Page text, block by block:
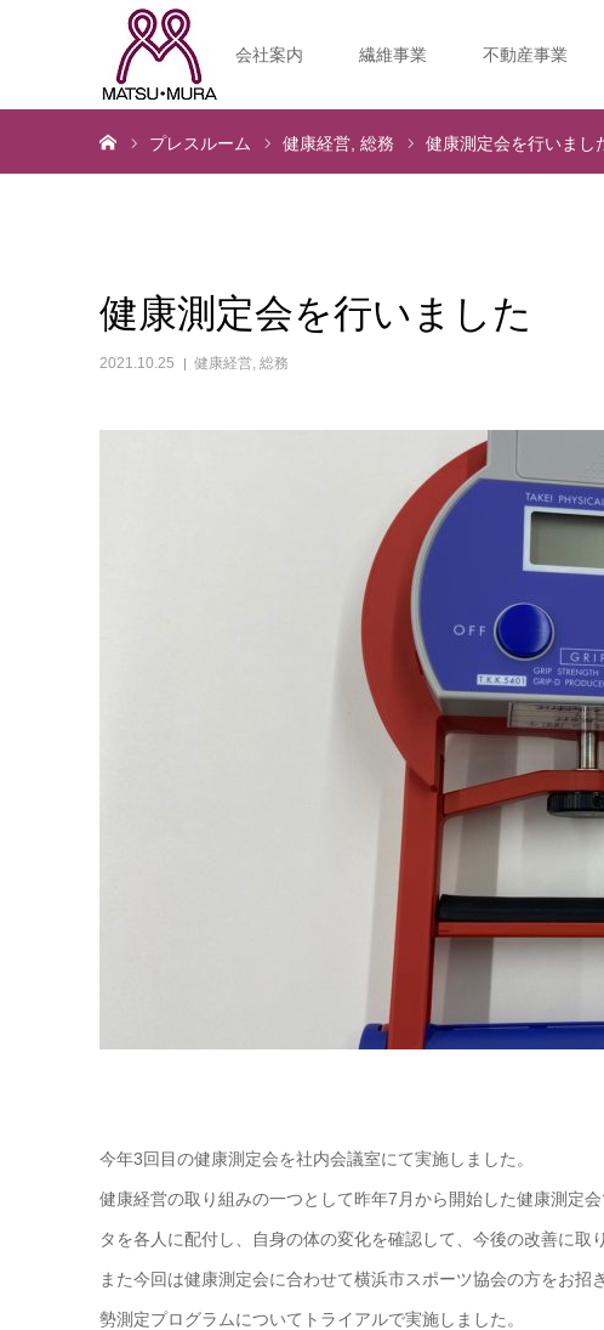
会社案内 繊維事業 不動産事業
プレスルーム 健康経営 総務 健康測定会を行いまし
健康測定会を行いました
2021.10.25 健康経営, 総務
今年3回目の健康測定会を社内会議室にて実施しました。
健康経営の取り組みの一つとして昨年7月から開始した健康測定
タを各人に配付し、自身の体の変化を確認して、今後の改善に取
また今回は健康測定会に合わせて横浜市スポーツ協会の方をお
勢測定プログラムについてトライアルで実施しました。